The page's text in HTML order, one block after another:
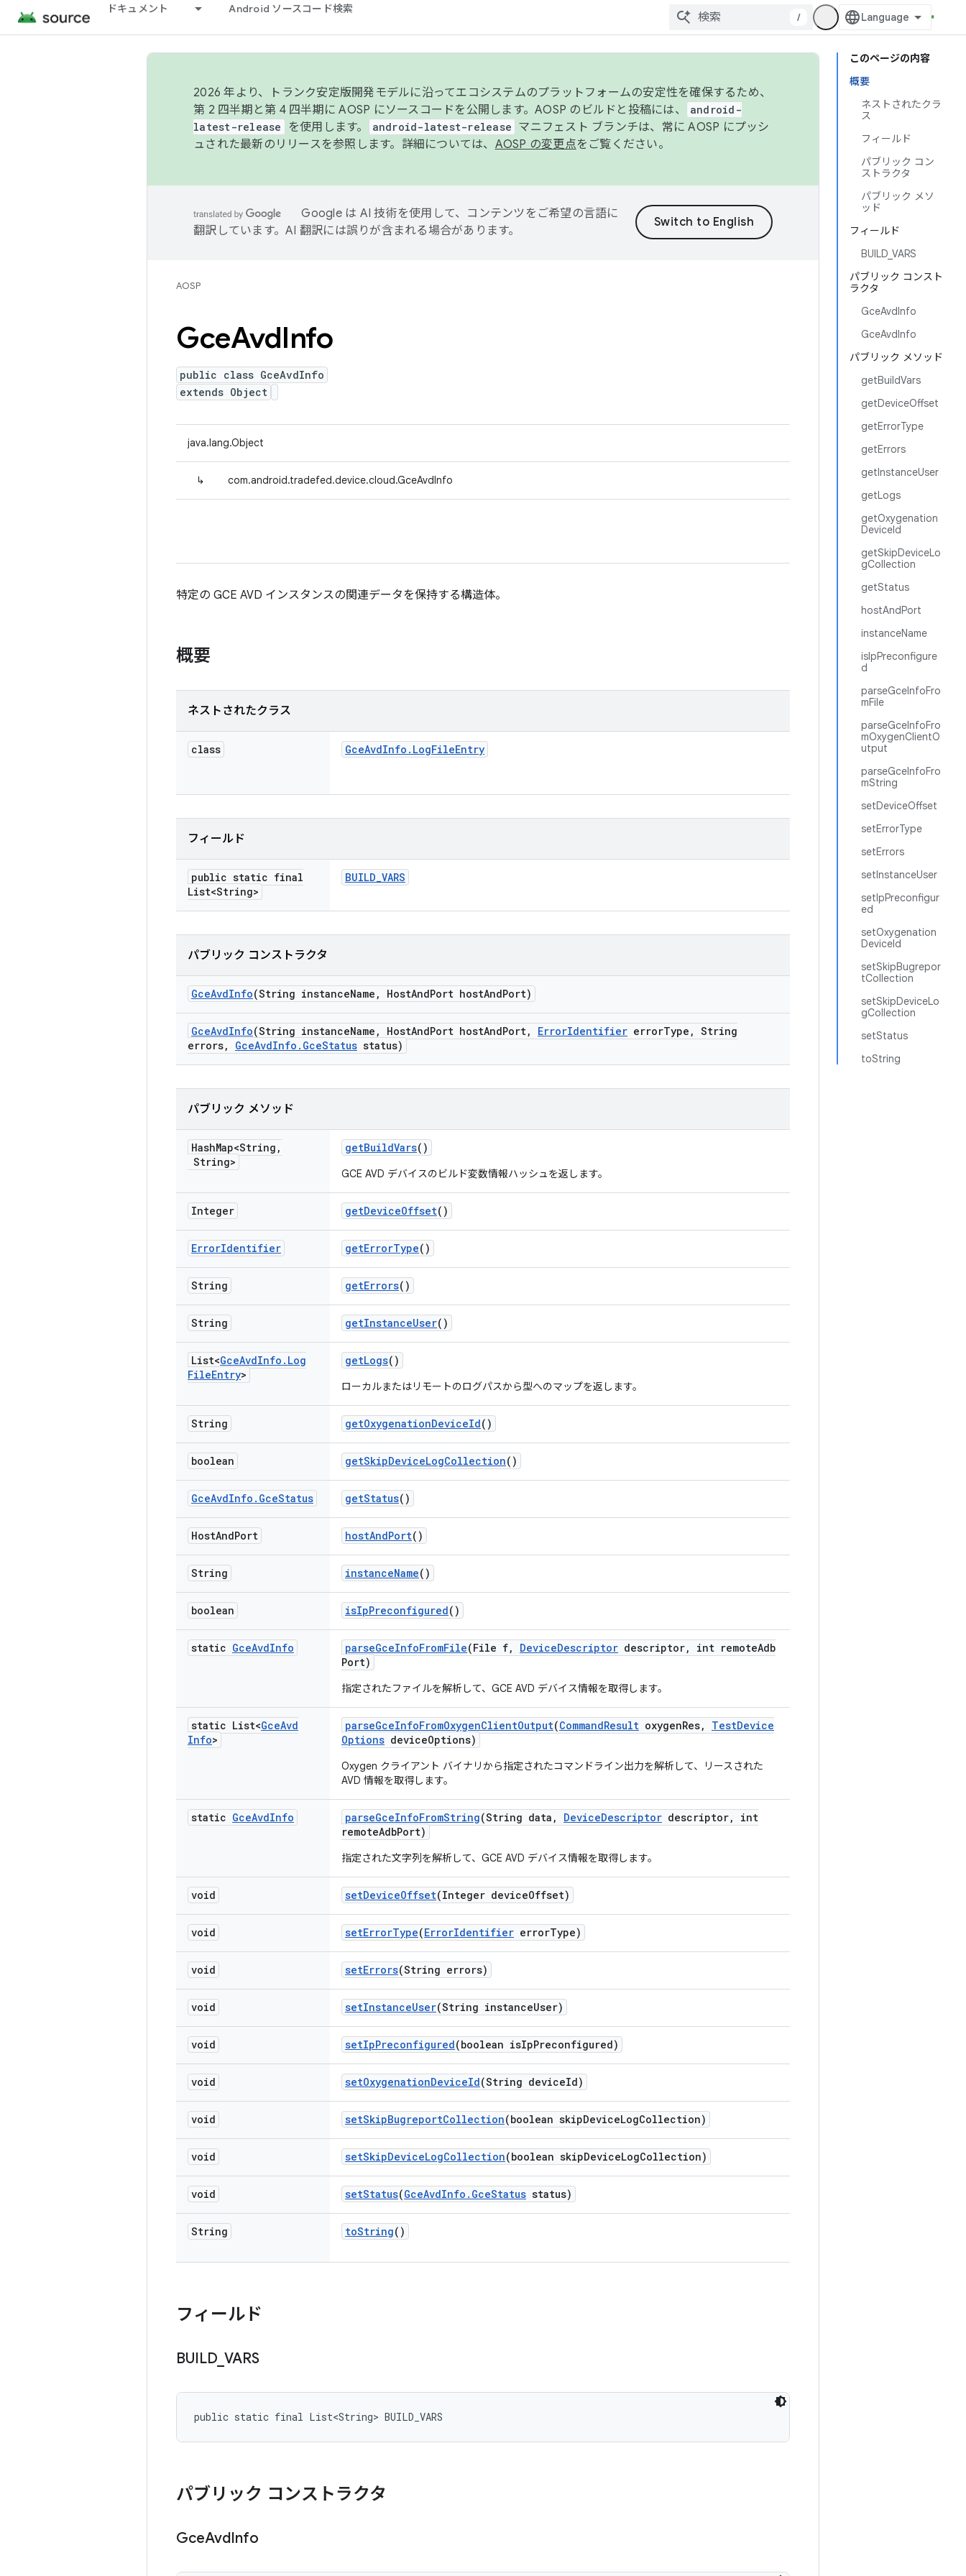
ドキュメント Android ソースコード検索
/
このページの内容
概要
ネストされたクラ
ス
フィールド
パブリック コン
ストラクタ
パブリック メソ
ッド
フィールド
BUILD_VARS
パブリック コンスト
ラクタ
GceAvdInfo
GceAvdInfo
パブリック メソッド
getBuildVars
getDeviceOffset
getErrorType
getErrors
getInstanceUser
getLogs
getOxygenation
DeviceId
getSkipDeviceLo
gCollection
getStatus
hostAndPort
instanceName
isIpPreconfigure
d
parseGceInfoFro
mFile
parseGceInfoFro
mOxygenClientO
utput
parseGceInfoFro
mString
setDeviceOffset
setErrorType
setErrors
setInstanceUser
setIpPreconfigur
ed
setOxygenation
DeviceId
setSkipBugrepor
tCollection
setSkipDeviceLo
gCollection
setStatus
toString
2026 年より、トランク安定版開発モデルに沿ってエコシステムのプラットフォームの安定性を確保するため、
第 2 四半期と第 4 四半期に AOSP にソースコードを公開します。AOSP のビルドと投稿には、
android-
latest-release
を使用します。 android-latest-release マニフェスト ブランチは、常に AOSP にプッシ
ュされた最新のリリースを参照します。詳細については、 AOSP の変更点をご覧ください。
Google は AI 技術を使用して、コンテンツをご希望の言語に
翻訳しています。AI 翻訳には誤りが含まれる場合があります。
AOSP
GceAvdInfo
public class GceAvdInfo
extends Object
java.lang.Object
↳ com.android.tradefed.device.cloud.GceAvdInfo
特定の GCE AVD インスタンスの関連データを保持する構造体。
概要
ネストされたクラス
class GceAvdInfo . LogFileEntry
フィールド
public static final
List<String>
BUILD_VARS
パブリック コンストラクタ
GceAvdInfo(String instanceName , HostAndPort hostAndPort)
GceAvdInfo(String instanceName , HostAndPort hostAndPort, ErrorIdentifier errorType , String
errors, GceAvdInfo . GceStatus status)
パブリック メソッド
HashMap<String ,
String>
getBuildVars()
GCE AVD デバイスのビルド変数情報ハッシュを返します。
Integer getDeviceOffset()
ErrorIdentifier getErrorType()
String getErrors()
String getInstanceUser()
List<GceAvdInfo . Log
FileEntry>
getLogs()
ローカルまたはリモートのログパスから型へのマップを返します。
String getOxygenationDeviceId()
boolean getSkipDeviceLogCollection()
GceAvdInfo . GceStatus getStatus()
HostAndPort hostAndPort()
String instanceName()
boolean isIpPreconfigured()
static GceAvdInfo parseGceInfoFromFile(File f, DeviceDescriptor descriptor, int remoteAdb
Port)
指定されたファイルを解析して、GCE AVD デバイス情報を取得します。
static List<GceAvd
Info>
parseGceInfoFromOxygenClientOutput(CommandResult oxygenRes, TestDevice
Options deviceOptions)
Oxygen クライアント バイナリから指定されたコマンドライン出力を解析して、リースされた
AVD 情報を取得します。
static GceAvdInfo parseGceInfoFromString(String data , DeviceDescriptor descriptor,
int
remoteAdbPort)
指定された文字列を解析して、GCE AVD デバイス情報を取得します。
void setDeviceOffset(Integer deviceOffset)
void setErrorType(ErrorIdentifier errorType)
void setErrors(String errors)
void setInstanceUser(String instanceUser)
void setIpPreconfigured(boolean isIpPreconfigured)
void setOxygenationDeviceId(String deviceId)
void setSkipBugreportCollection(boolean skipDeviceLogCollection)
void setSkipDeviceLogCollection(boolean skipDeviceLogCollection)
void setStatus(GceAvdInfo . GceStatus status)
String toString()
フィールド
BUILD VARS
public static final List<String> BUILD_VARS
パブリック コンストラクタ
GceAvdInfo